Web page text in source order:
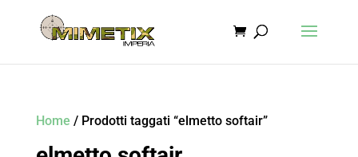
Home / Prodotti taggati “elmetto softair”